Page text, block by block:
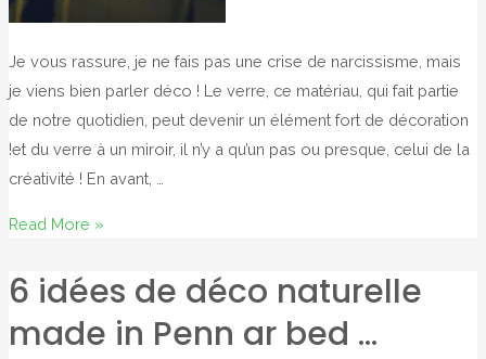
Je vous rassure, je ne fais pas une crise de narcissisme, mais
je viens bien parler déco ! Le verre, ce matériau, qui fait partie
de notre quotidien, peut devenir un élément fort de décoration
!et du verre à un miroir, il n’y a qu’un pas ou presque, celui de la
créativité ! En avant, …
Miroir,
beau
Read More »
6 idées de déco naturelle
made in Penn ar bed …